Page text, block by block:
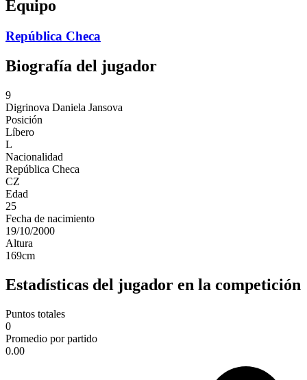
Equipo
República Checa
Biografía del jugador
9
Digrinova Daniela Jansova
Posición
Líbero
L
Nacionalidad
República Checa
CZ
Edad
25
Fecha de nacimiento
19/10/2000
Altura
169cm
Estadísticas del jugador en la competición
Puntos totales
0
Promedio por partido
0.00